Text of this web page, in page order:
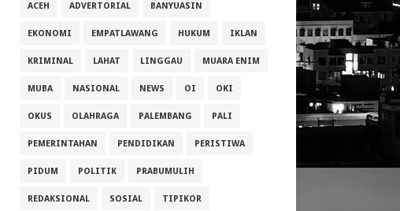
ACEH ADVERTORIAL BANYUASIN
EKONOMI EMPATLAWANG HUKUM IKLAN
KRIMINAL LAHAT LINGGAU MUARA ENIM
MUBA NASIONAL NEWS OI OKI
OKUS OLAHRAGA PALEMBANG PALI
PEMERINTAHAN PENDIDIKAN PERISTIWA
PIDUM POLITIK PRABUMULIH
REDAKSIONAL SOSIAL TIPIKOR